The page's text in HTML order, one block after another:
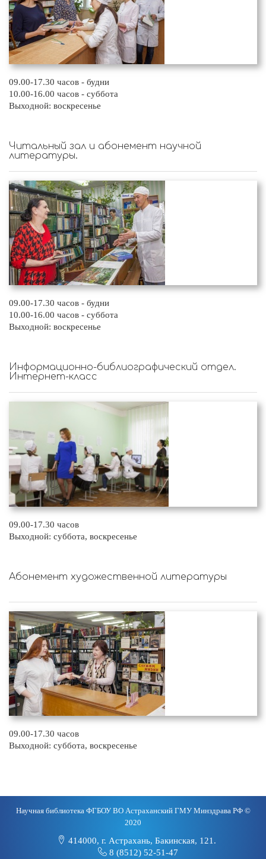
09.00-17.30 часов - будни
10.00-16.00 часов - суббота
Выходной: воскресенье
Читальный зал и абонемент научной
литературы.
09.00-17.30 часов - будни
10.00-16.00 часов - суббота
Выходной: воскресенье
Информационно-библиографический отдел.
Интернет-класс
09.00-17.30 часов
Выходной: суббота, воскресенье
Абонемент художественной литературы
09.00-17.30 часов
Выходной: суббота, воскресенье
Научная библиотека ФГБОУ ВО Астраханский ГМУ Минздрава РФ ©
2020
414000, г. Астрахань, Бакинская, 121.
8 (8512) 52-51-47